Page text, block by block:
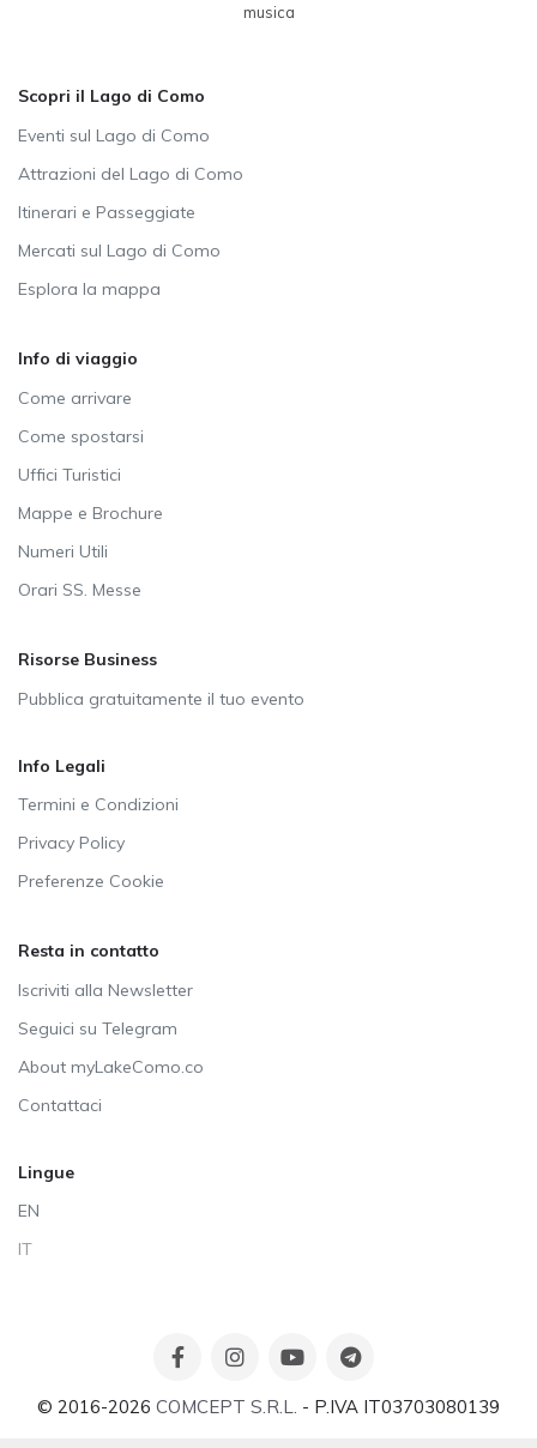
musica
Scopri il Lago di Como
Eventi sul Lago di Como
Attrazioni del Lago di Como
Itinerari e Passeggiate
Mercati sul Lago di Como
Esplora la mappa
Info di viaggio
Come arrivare
Come spostarsi
Uffici Turistici
Mappe e Brochure
Numeri Utili
Orari SS. Messe
Risorse Business
Pubblica gratuitamente il tuo evento
Info Legali
Termini e Condizioni
Privacy Policy
Preferenze Cookie
Resta in contatto
Iscriviti alla Newsletter
Seguici su Telegram
About myLakeComo.co
Contattaci
Lingue
EN
IT
© 2016-2026 COMCEPT S.R.L. - P.IVA IT03703080139